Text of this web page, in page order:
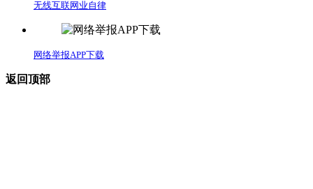
无线互联网业自律
网络举报APP下载
返回顶部